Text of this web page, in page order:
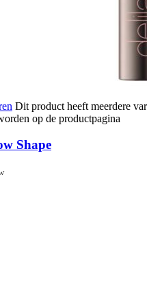
Dit product heeft meerdere
op de productpagina
Shape